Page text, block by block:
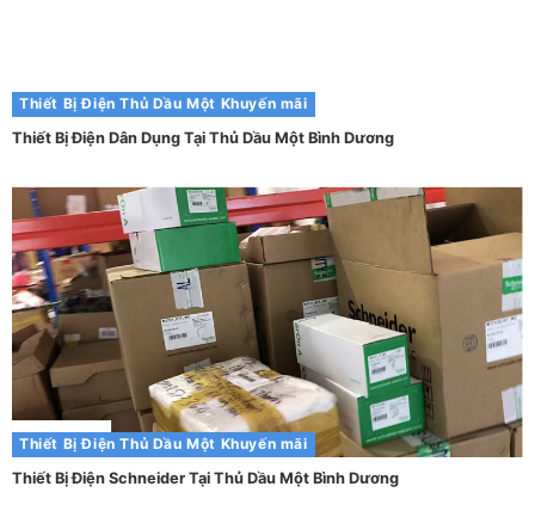
Thiết Bị Điện Thủ Dầu Một Khuyến mãi
Thiết Bị Điện Dân Dụng Tại Thủ Dầu Một Bình Dương
Thiết Bị Điện Thủ Dầu Một Khuyến mãi
Thiết Bị Điện Schneider Tại Thủ Dầu Một Bình Dương